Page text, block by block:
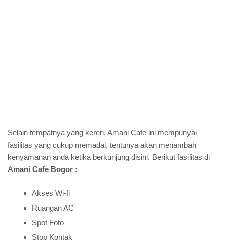
Selain tempatnya yang keren, Amani Cafe ini mempunyai
fasilitas yang cukup memadai, tentunya akan menambah
kenyamanan anda ketika berkunjung disini. Berikut fasilitas di
Amani Cafe Bogor :
Akses Wi-fi
Ruangan AC
Spot Foto
Stop Kontak